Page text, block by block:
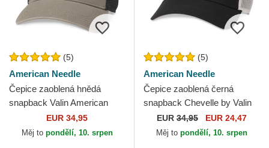
(5)
American Needle
Čepice zaoblená hnědá
snapback Valin American
EUR 34,95
Měj to pondělí, 10. srpen
(5)
American Needle
Čepice zaoblená černá
snapback Chevelle by Valin
American Needle
EUR 34,95 EUR 24,47
Měj to pondělí, 10. srpen